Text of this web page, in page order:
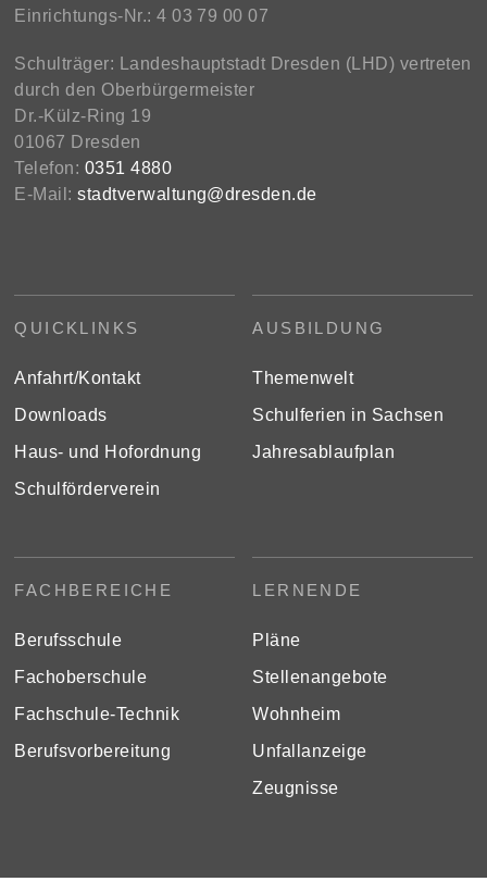
Einrichtungs-Nr.: 4 03 79 00 07
Schulträger: Landeshauptstadt Dresden (LHD) vertreten
durch den Oberbürgermeister
Dr.-Külz-Ring 19
01067 Dresden
Telefon: 0351 4880
E-Mail:stadtverwaltung@dresden.de
QUICKLINKS
Anfahrt/Kontakt
Downloads
Haus- und Hofordnung
Schulförderverein
AUSBILDUNG
Themenwelt
Schulferien in Sachsen
Jahresablaufplan
FACHBEREICHE
Berufsschule
Fachoberschule
Fachschule-Technik
Berufsvorbereitung
LERNENDE
Pläne
Stellenangebote
Wohnheim
Unfallanzeige
Zeugnisse